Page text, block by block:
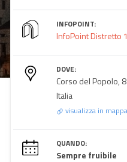
INFOPOINT:
InfoPoint Distretto
DOVE:
Corso del Popolo,
Italia
visualizza in mappa
QUANDO:
Sempre fruibile